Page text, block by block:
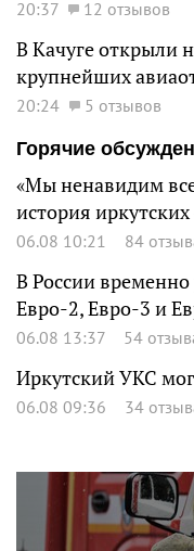
20:37 12 отзывов
В Качуге открыли
крупнейших
20:24
5 отзывов
Горячие
«Мы ненавидим
история
06.08 10:21 84
В России
Евро-2, Евро-3 и
06.08 13:37 54
Иркутский УКС
06.08 09:36 34